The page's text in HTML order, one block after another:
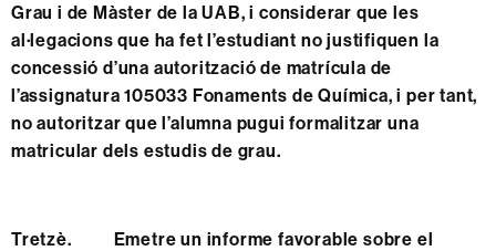
Grau i de Màster de la UAB, i considerar que les
al·legacions que ha fet l’estudiant no justifiquen la
concessió d’una autorització de matrícula de
l’assignatura 105033 Fonaments de Química, i per tant,
no autoritzar que l’alumna pugui formalitzar una
matricular dels estudis de grau.
Tretzè. Emetre un informe favorable sobre el